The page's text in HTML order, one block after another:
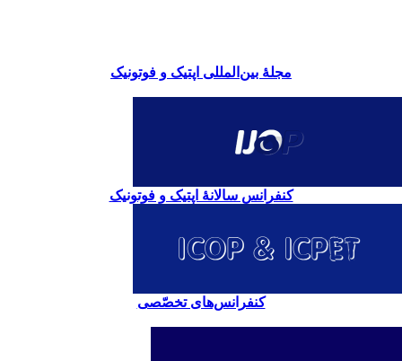
مجلۀ بین‌المللی اپتیک و فوتونیک
کنفرانس سالانۀ اپتیک و فوتونیک
کنفرانس‌های تخصّصی